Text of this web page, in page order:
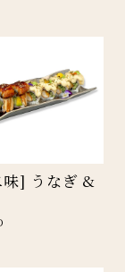
] うなぎ &